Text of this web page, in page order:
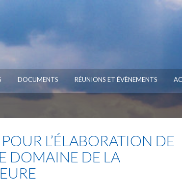
DOCUMENTS RÉUNIONS ET ÉVÈNEMENTS
L’ÉLABORATION DE
DOMAINE DE LA